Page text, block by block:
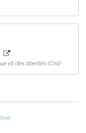
et des libertés (Cnil)